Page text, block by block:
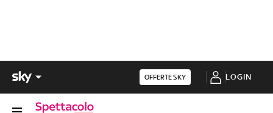
OFFERTE SKY LOGIN